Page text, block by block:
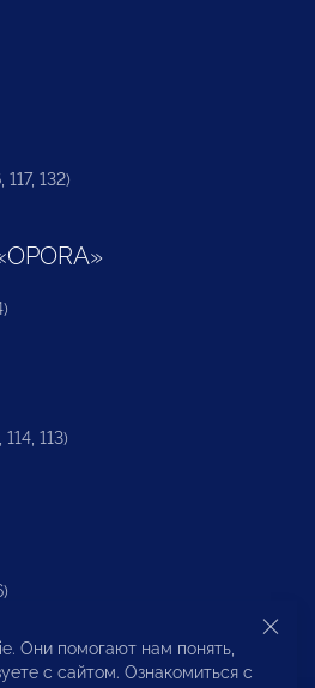
132)
OPORA»
113)
Они помогают нам понять,
с сайтом. Ознакомиться с